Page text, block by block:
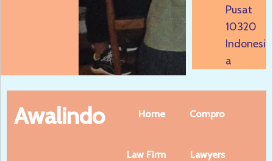
Pusat
10320
Indonesi
a
Awalindo Home Compro
Law Firm Lawyers